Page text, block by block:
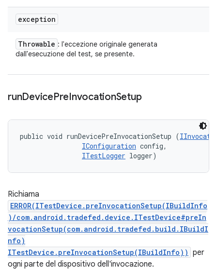
exception
Throwable : l'eccezione originale generata
dall'esecuzione del test, se presente.
runDevicePreInvocationSetup
public void runDevicePreInvocationSetup (
IConfiguration config,
ITestLogger logger)
Richiama
ERROR(ITestDevice.preInvocationSetup(IBuildInfo
)/com.android.tradefed.device.ITestDevice#preIn
vocationSetup(com.android.tradefed.build.IBuildI
nfo)
ITestDevice.preInvocationSetup(IBuildInfo)) per
ogni parte del dispositivo dell'invocazione.